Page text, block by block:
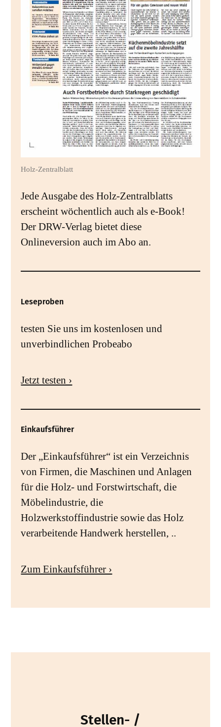
Holz-Zentralblatt
Jede Ausgabe des Holz-Zentralblatts
erscheint wöchentlich auch als e-Book!
Der DRW-Verlag bietet diese
Onlineversion auch im Abo an.
Leseproben
testen Sie uns im kostenlosen und
unverbindlichen Probeabo
Jetzt testen ›
Einkaufsführer
Der „Einkaufsführer“ ist ein Verzeichnis
von Firmen, die Maschinen und Anlagen
für die Holz- und Forstwirtschaft, die
Möbelindustrie, die
Holzwerkstoffindustrie sowie das Holz
verarbeitende Handwerk herstellen, ..
Zum Einkaufsführer ›
Stellen- /